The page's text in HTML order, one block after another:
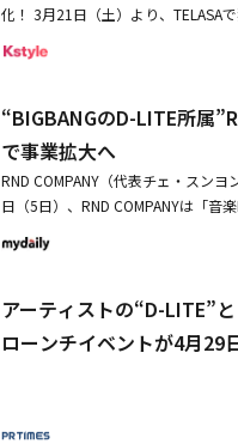
化！ 3月21日（土）より、TELASA
ることができる。D-LITEは、2006
詞・作曲を手掛けたトロット（韓
ー。2013年には日本初のアルバム
「D-LITE JAPAN DOME TOUR
定した「D-LITE JAPAN LIVE TOUR
ーから約7年ぶりに開催した日本ソ
場の声援が織りなす一体感は、フ
本オリジナル曲「醒めて、眠れ」
オリジナル曲「Umbrella（
“BIGBANGのD-LITE所属
で事業拡大へ
RND COMPANY（代表チェ・スン
日（5日）、RND COMPANYは「音
COMPANYの専門的なアーティスト
OMPANYは2021年に設立されたア
じめ、リサ、Kisum、ナム・ユジョ
を中心に音楽活動はもちろん、公演
イティブにのみ集中できる環境構
アーティストの“D-LITE”
ローンチイベントが4月29